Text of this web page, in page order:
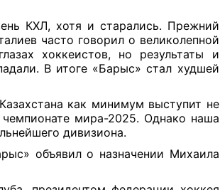
КХЛ, хотя и старались. Прежний
часто говорил о великолепной
хоккеистов, но результаты и
В итоге «Барыс» стал худшей
как минимум выступит не
мира-2025. Однако наша
дивизиона.
объявил о назначении Михаила